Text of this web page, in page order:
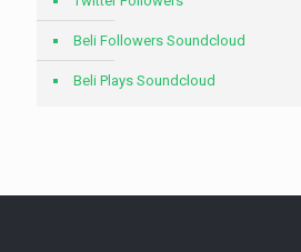
Beli Followers Soundcloud
Beli Plays Soundcloud